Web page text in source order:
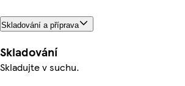
Skladování a příprava
Skladování
Skladujte v suchu.